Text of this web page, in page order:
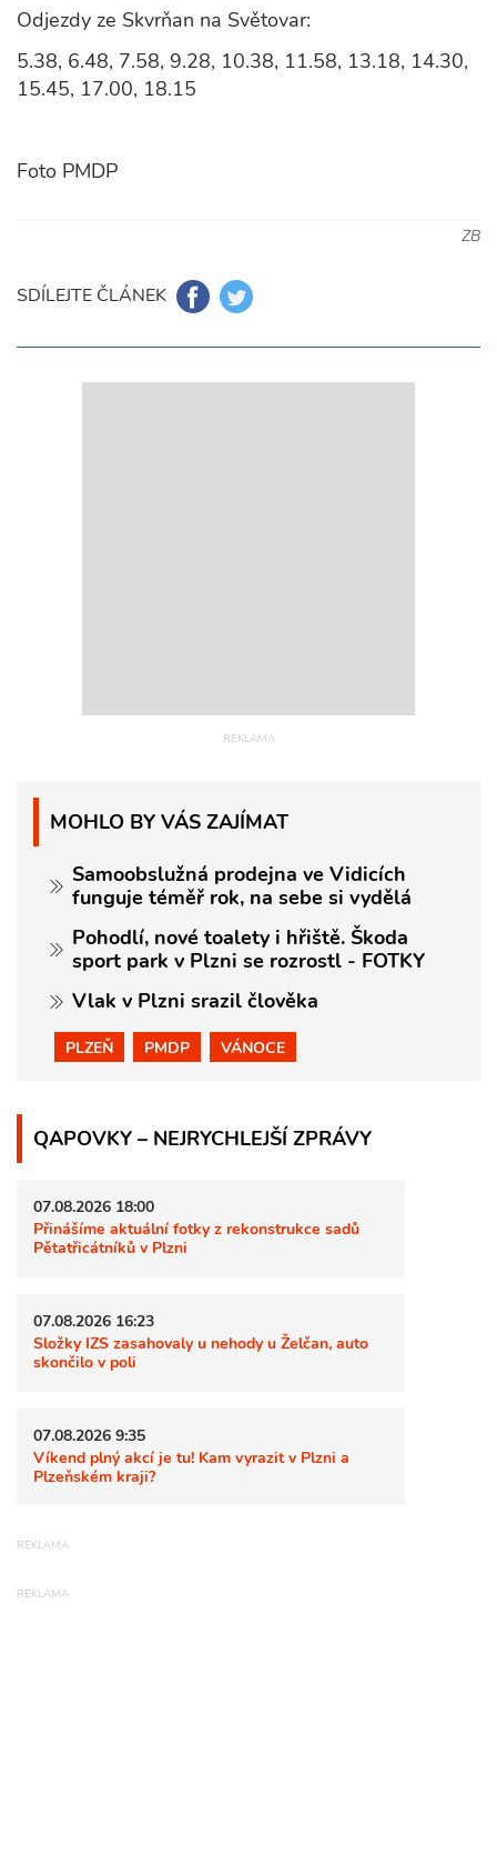
Odjezdy ze Skvrňan na Světovar:
5.38, 6.48, 7.58, 9.28, 10.38, 11.58, 13.18, 14.30,
15.45, 17.00, 18.15
Foto PMDP
ZB
SDÍLEJTE ČLÁNEK
MOHLO BY VÁS ZAJÍMAT
Samoobslužná prodejna ve Vidicích
funguje téměř rok, na sebe si vydělá
Pohodlí, nové toalety i hřiště. Škoda
sport park v Plzni se rozrostl - FOTKY
Vlak v Plzni srazil člověka
PLZEŇ PMDP VÁNOCE
QAPOVKY – NEJRYCHLEJŠÍ ZPRÁVY
07.08.2026 18:00
Přinášíme aktuální fotky z rekonstrukce sadů
Pětatřicátníků v Plzni
07.08.2026 16:23
Složky IZS zasahovaly u nehody u Želčan, auto
skončilo v poli
07.08.2026 9:35
Víkend plný akcí je tu! Kam vyrazit v Plzni a
Plzeňském kraji?